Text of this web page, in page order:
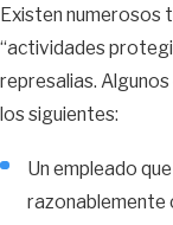
Existen numerosos
“actividades
represalias.
los siguientes:
Un empleado
razonablemente